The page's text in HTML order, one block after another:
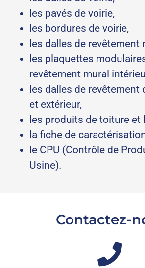
les pavés de voirie,
les bordures de voirie,
les dalles de revêtement
les plaquettes
revêtement mural
les dalles de revêtement
et extérieur,
les produits de toiture et
la fiche de
le CPU (Contrôle de
Usine).
Contactez-